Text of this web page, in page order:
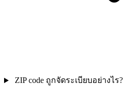
ZIP code ถูกจัดระเบียบอย่างไร?